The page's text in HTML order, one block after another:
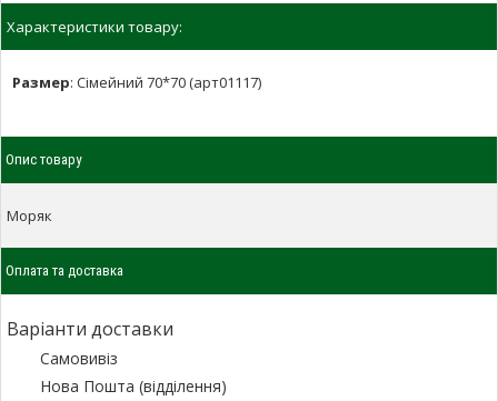
Характеристики товару:
Размер: Сімейний 70*70 (арт01117)
Опис товару
Моряк
Оплата та доставка
Варіанти доставки
Самовивіз
Нова Пошта (відділення)